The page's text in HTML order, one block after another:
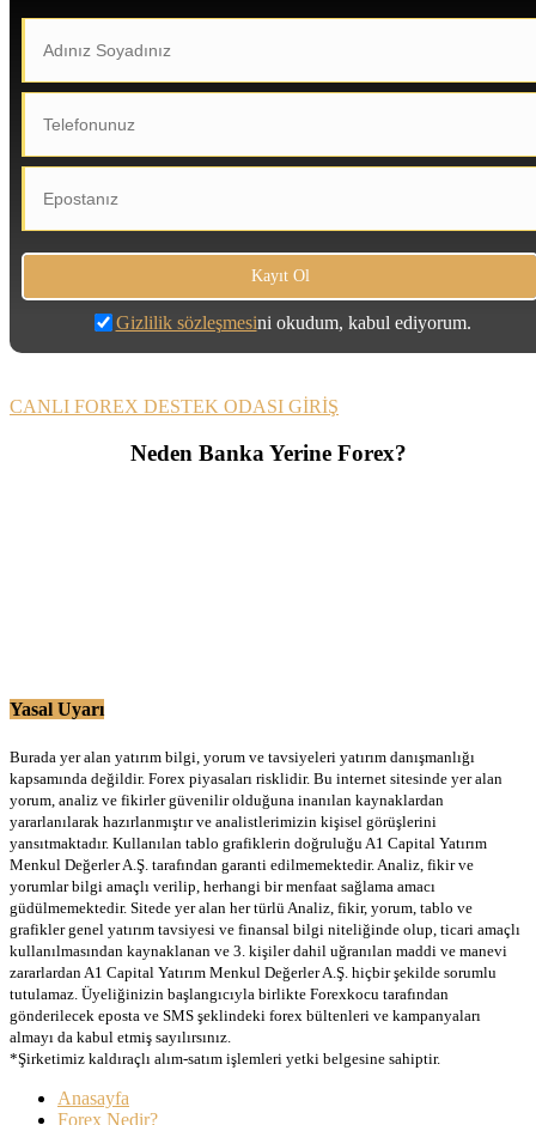
Gizlilik sözleşmesini okudum, kabul ediyorum.
CANLI FOREX DESTEK ODASI GİRİŞ
Neden Banka Yerine Forex?
Yasal Uyarı
Burada yer alan yatırım bilgi, yorum ve tavsiyeleri yatırım danışmanlığı
kapsamında değildir. Forex piyasaları risklidir. Bu internet sitesinde yer alan
yorum, analiz ve fikirler güvenilir olduğuna inanılan kaynaklardan
yararlanılarak hazırlanmıştır ve analistlerimizin kişisel görüşlerini
yansıtmaktadır. Kullanılan tablo grafiklerin doğruluğu A1 Capital Yatırım
Menkul Değerler A.Ş. tarafından garanti edilmemektedir. Analiz, fikir ve
yorumlar bilgi amaçlı verilip, herhangi bir menfaat sağlama amacı
güdülmemektedir. Sitede yer alan her türlü Analiz, fikir, yorum, tablo ve
grafikler genel yatırım tavsiyesi ve finansal bilgi niteliğinde olup, ticari amaçlı
kullanılmasından kaynaklanan ve 3. kişiler dahil uğranılan maddi ve manevi
zararlardan A1 Capital Yatırım Menkul Değerler A.Ş. hiçbir şekilde sorumlu
tutulamaz. Üyeliğinizin başlangıcıyla birlikte Forexkocu tarafından
gönderilecek eposta ve SMS şeklindeki forex bültenleri ve kampanyaları
almayı da kabul etmiş sayılırsınız.
*Şirketimiz kaldıraçlı alım-satım işlemleri yetki belgesine sahiptir.
Anasayfa
Forex Nedir?